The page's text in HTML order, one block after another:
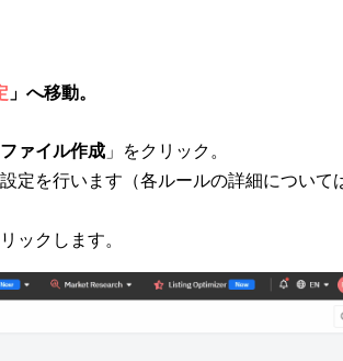
」へ移動。
ァイル作成 」をクリック。
設定を行います（各ルールの詳細について
ックします。